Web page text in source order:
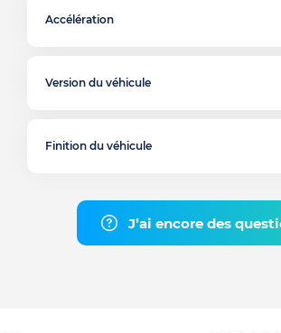
Accélération
Version du véhicule
Finition du véhicule
J’ai encore des